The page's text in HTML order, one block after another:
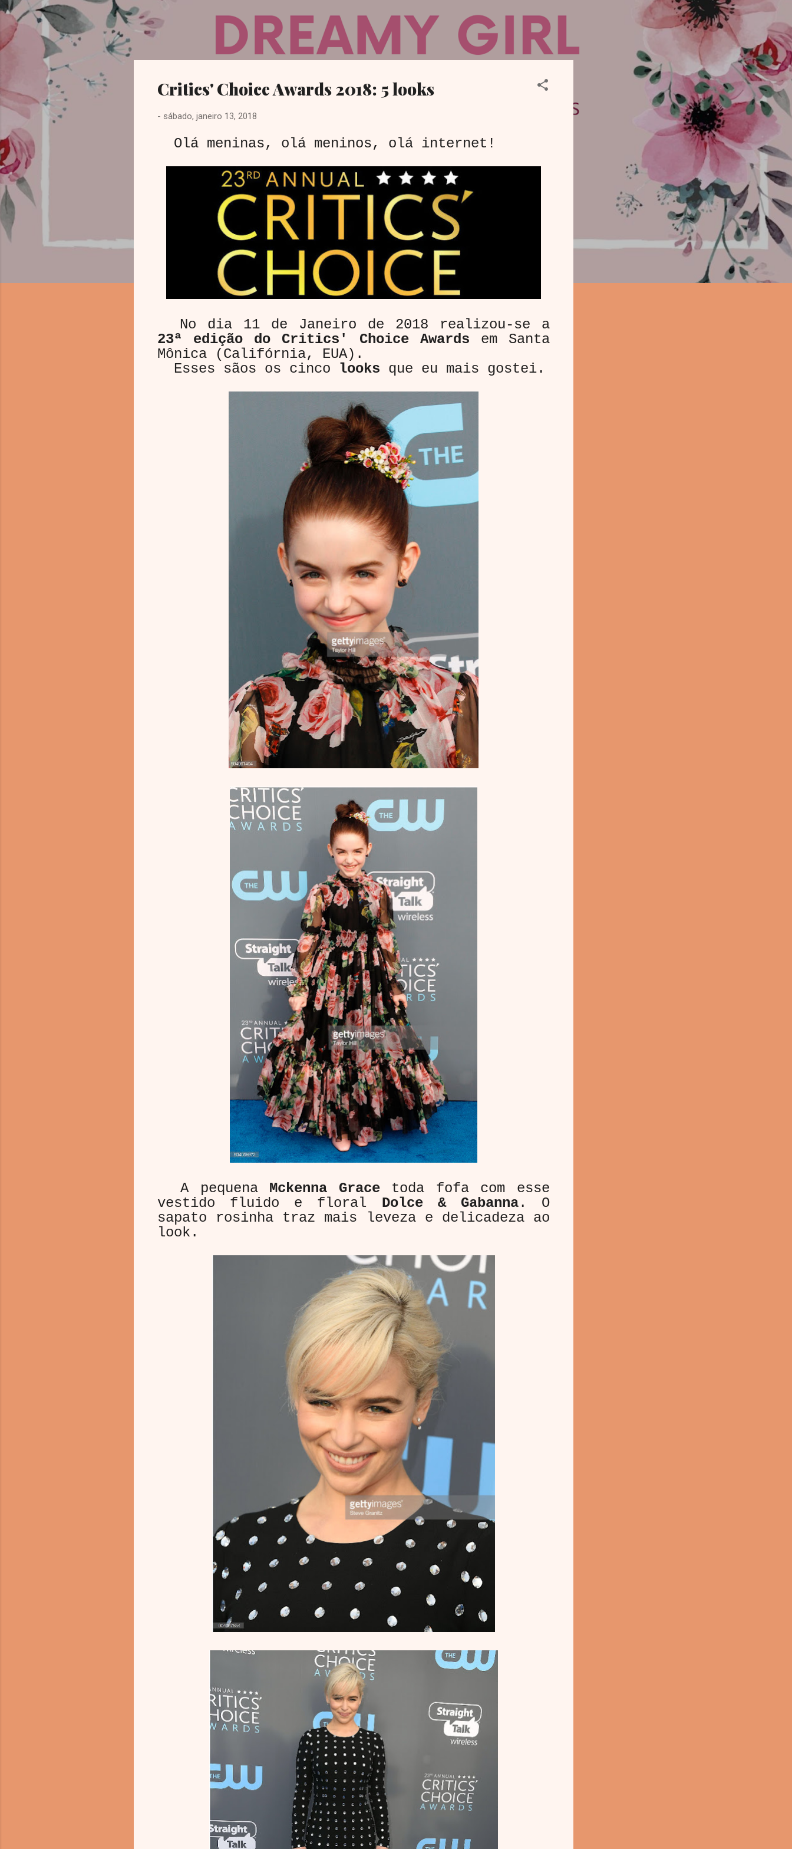
Pular para o conteúdo principal
Dreamy Girl
Critics' Choice Awards 2018: 5 looks
- sábado, janeiro 13, 2018
Olá meninas, olá meninos, olá internet!
No dia 11 de Janeiro de 2018 realizou-se a
23ª edição do Critics' Choice Awards em Santa
Mônica (Califórnia, EUA).
Esses sãos os cinco looks que eu mais gostei.
A pequena Mckenna Gracetoda fofa com esse
vestido fluido e floral Dolce & Gabanna. O
sapato rosinha traz mais leveza e delicadeza ao
look.